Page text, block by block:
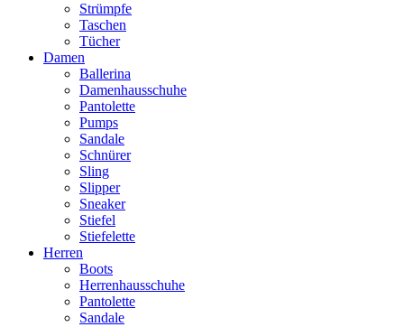
Strümpfe
Taschen
Tücher
Damen
Ballerina
Damenhausschuhe
Pantolette
Pumps
Sandale
Schnürer
Sling
Slipper
Sneaker
Stiefel
Stiefelette
Herren
Boots
Herrenhausschuhe
Pantolette
Sandale